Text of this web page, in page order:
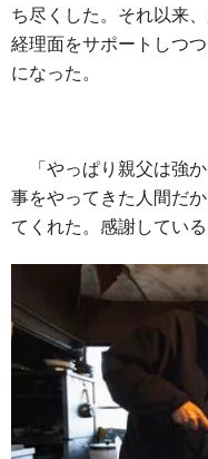
ち尽くした。それ以来
経理面をサポートしつ
になった。
「やっぱり親父は強
事をやってきた人間だ
てくれた。感謝している